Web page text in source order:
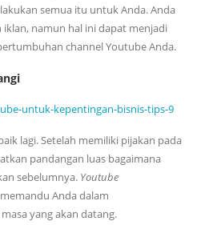
semua itu untuk Anda. Anda
namun hal ini dapat menjadi
channel Youtube Anda.
lagi. Setelah memiliki pijakan pada
pandangan luas bagaimana
sebelumnya. Youtube
Anda dalam
yang akan datang.